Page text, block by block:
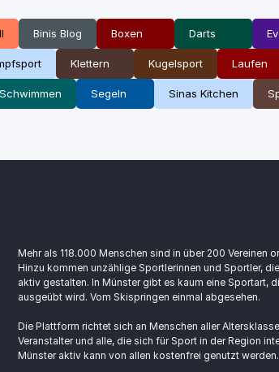
Binis Blog Boxen Darts
Klettern Kugelsport Laufen
Schwimmen Segeln Sinas Kitchen
Mehr als 118.000 Menschen sind in über 200 Vereinen
Hinzu kommen unzählige Sportlerinnen und Sportler,
aktiv gestalten. In Münster gibt es kaum eine Sportart,
ausgeübt wird. Vom Skispringen einmal abgesehen.
Die Plattform richtet sich an Menschen aller
Veranstalter und alle, die sich für Sport in der Region
Münster aktiv kann von allen kostenfrei genutzt werden.